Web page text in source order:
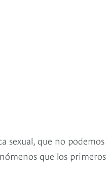
sexual, que no podemos
que los primeros